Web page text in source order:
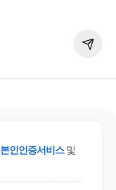
본인인증서비스 및